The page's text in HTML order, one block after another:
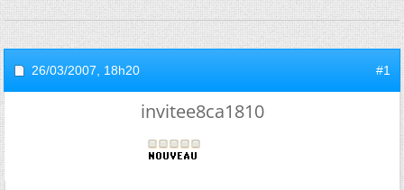
26/03/2007, 18h20 #1
invitee8ca1810